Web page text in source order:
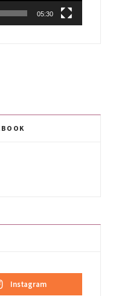
05:30
Instagram